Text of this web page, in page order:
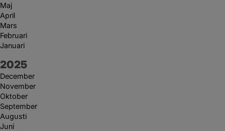
Maj
April
Mars
Februari
Januari
År:
2025
December
November
Oktober
September
Augusti
Juni